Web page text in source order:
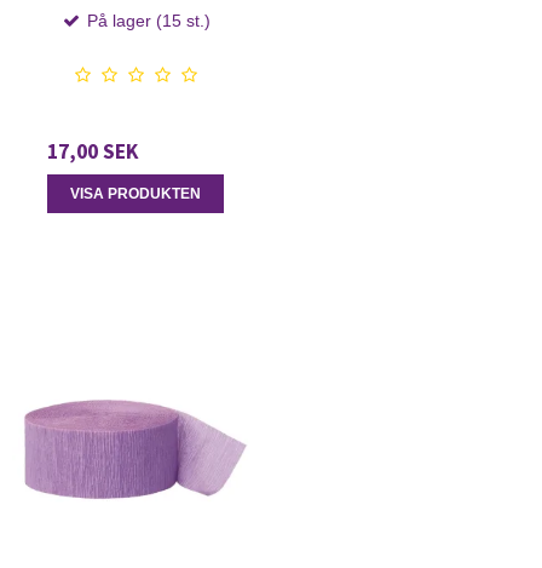
På lager (15 st.)
17,00 SEK
VISA PRODUKTEN